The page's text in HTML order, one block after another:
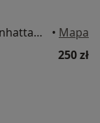
Grunwaldzka 82, Gdańskie CH "Manhattan", Gdańsk • Mapa
250 zł